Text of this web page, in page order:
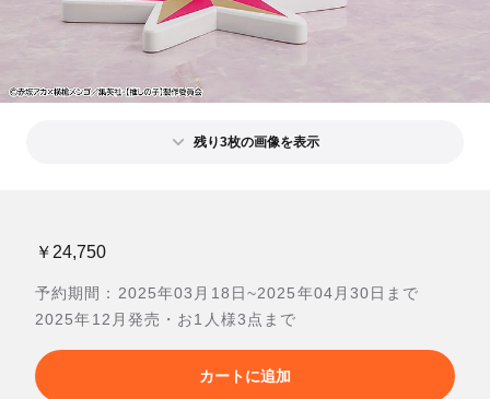
残り3枚の画像を表示
￥24,750
予約期間：2025年03月18日~2025年04月30日まで
2025年12月発売・お1人様3点まで
カートに追加